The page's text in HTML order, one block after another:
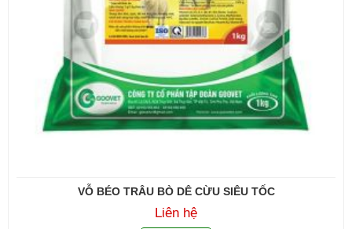
VỖ BÉO TRÂU BÒ DÊ CỪU SIÊU TỐC
Liên hệ